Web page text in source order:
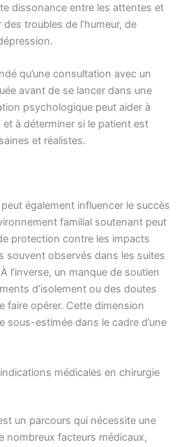
dissonance entre les attentes et
troubles de l’humeur, de
qu’une consultation avec un
avant de se lancer dans une
psychologique peut aider à
à déterminer si le patient est
et réalistes.
également influencer le succès
familial soutenant peut
protection contre les impacts
souvent observés dans les suites
l’inverse, un manque de soutien
d’isolement ou des doutes
faire opérer. Cette dimension
sous-estimée dans le cadre d’une
médicales en chirurgie
un parcours qui nécessite une
nombreux facteurs médicaux,